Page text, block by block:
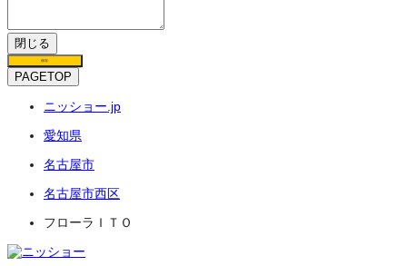
閉じる
保存
PAGETOP
ニッショー.jp
愛知県
名古屋市
名古屋市西区
フローラＩＴＯ